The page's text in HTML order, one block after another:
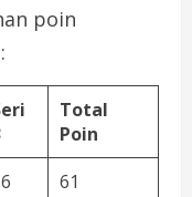
poin
Total
Poin
61